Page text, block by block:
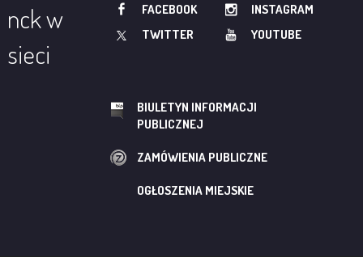
nck w
sieci
FACEBOOK
INSTAGRAM
TWITTER
YOUTUBE
BIULETYN INFORMACJI
PUBLICZNEJ
ZAMÓWIENIA PUBLICZNE
OGŁOSZENIA MIEJSKIE